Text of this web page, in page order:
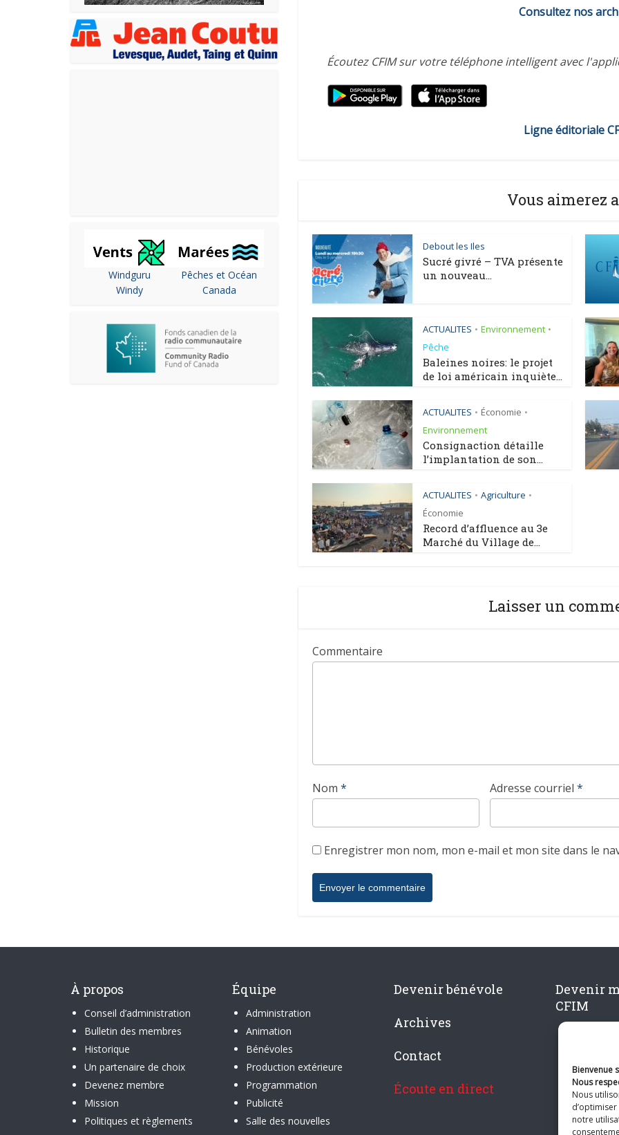
Bienvenue
Nous
Nous
notre
Windguru
Windy
Pêches et Océan
Canada
Consultez nos
Écoutez CFIM sur votre téléphone intelligent avec
Ligne éditoriale
Vous aimerez
Debout les Iles
Sucré givré – TVA présente
un nouveau...
ACTUALITES • Environnement •
Pêche
Baleines noires: le projet
de loi américain inquiète...
ACTUALITES • Économie •
Environnement
Consignaction détaille
l’implantation de son...
ACTUALITES • Agriculture •
Économie
Record d’affluence au 3e
Marché du Village de...
Laisser un
Commentaire
Nom * Adresse courriel *
Enregistrer mon nom, mon e-mail et mon site dans le
À propos
Conseil d’administration
Bulletin des membres
Historique
Un partenaire de choix
Devenez membre
Mission
Politiques et règlements
Équipe
Administration
Animation
Bénévoles
Production extérieure
Programmation
Publicité
Salle des nouvelles
Devenir bénévole
Archives
Contact
Écoute en direct
Devenir
CFIM